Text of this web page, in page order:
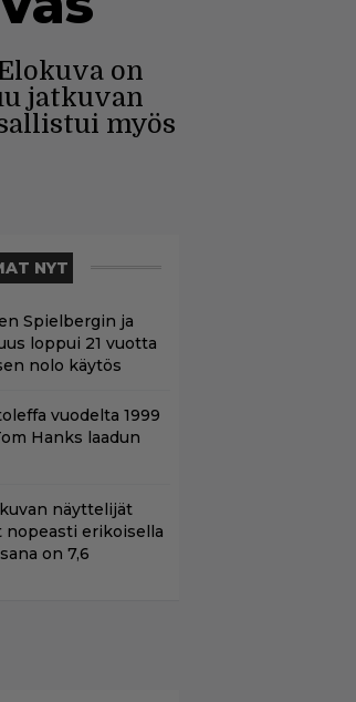
on
jatkuvan
myös
NYT
Spielbergin ja
loppui 21 vuotta
nolo käytös
vuodelta 1999
Hanks laadun
näyttelijät
erikoisella
on 7,6